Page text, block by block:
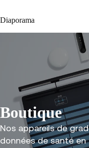
Diaporama
Boutique
Nos appareils de
données de santé